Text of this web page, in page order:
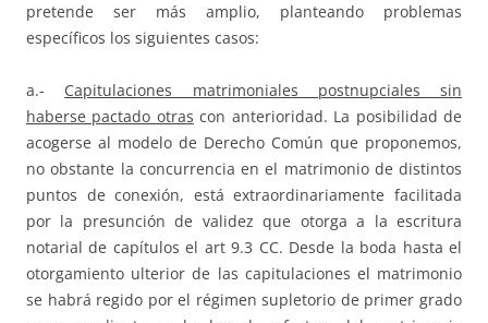
pretende ser más amplio, planteando problemas
específicos los siguientes casos:
a.- Capitulaciones matrimoniales postnupciales sin
haberse pactado otras con anterioridad. La posibilidad de
acogerse al modelo de Derecho Común que proponemos,
no obstante la concurrencia en el matrimonio de distintos
puntos de conexión, está extraordinariamente facilitada
por la presunción de validez que otorga a la escritura
notarial de capítulos el art 9.3 CC. Desde la boda hasta el
otorgamiento ulterior de las capitulaciones el matrimonio
se habrá regido por el régimen supletorio de primer grado